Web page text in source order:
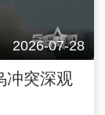
2026-07-28
冲突深观